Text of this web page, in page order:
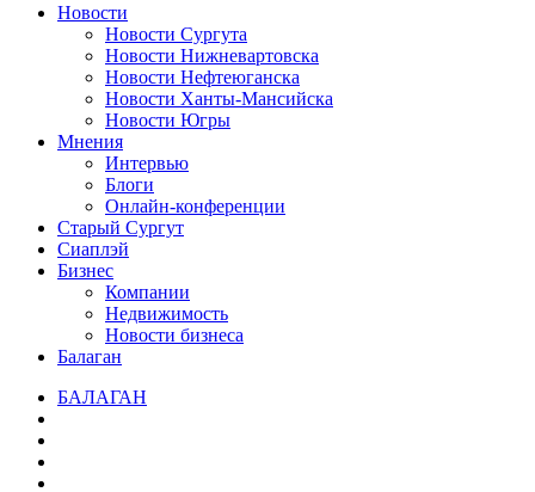
Новости
Новости Сургута
Новости Нижневартовска
Новости Нефтеюганска
Новости Ханты-Мансийска
Новости Югры
Мнения
Интервью
Блоги
Онлайн-конференции
Старый Сургут
Сиаплэй
Бизнес
Компании
Недвижимость
Новости бизнеса
Балаган
БАЛАГАН